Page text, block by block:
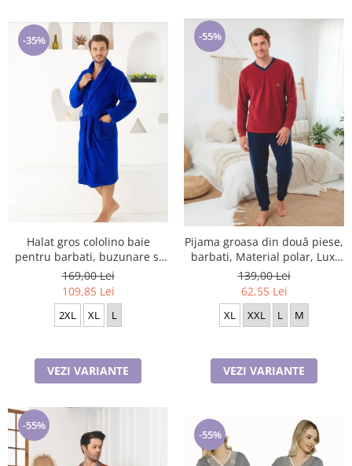
-35%
Halat gros cololino baie
pentru barbati, buzunare si
cordon in talie, albastru
169,00 Lei
109,85 Lei
2XL XL L
VEZI VARIANTE
-55%
Pijama groasa din două piese,
barbati, Material polar, Lux,
BakI90 100%micro
139,00 Lei
62,55 Lei
XL XXL L M
VEZI VARIANTE
-55%
-55%